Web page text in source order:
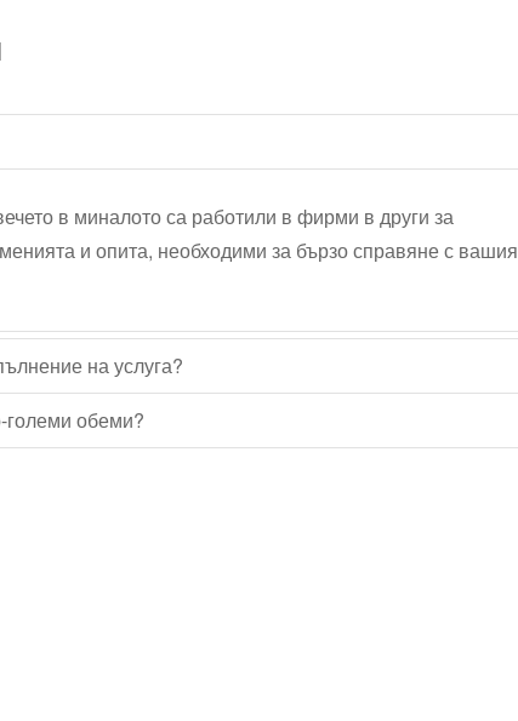
в миналото са работили в фирми в други за
и опита, необходими за бързо справяне с вашия
на услуга?
големи обеми?